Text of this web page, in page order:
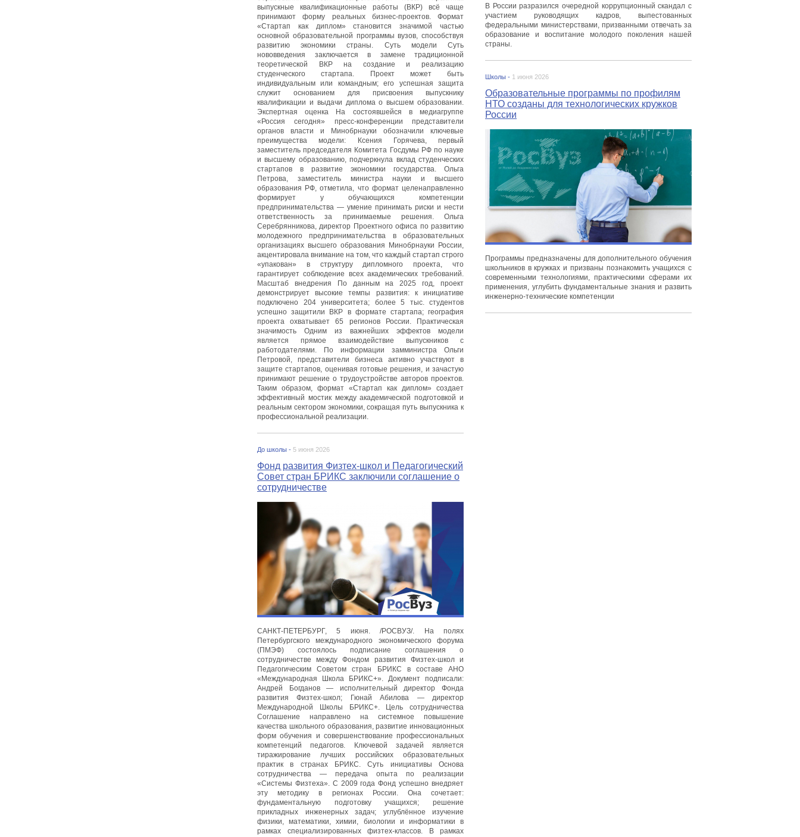
выпускные квалификационные работы (ВКР) всё чаще
принимают форму реальных бизнес-проектов. Формат
«Стартап как диплом» становится значимой частью
основной образовательной программы вузов, способствуя
развитию экономики страны. Суть модели Суть
нововведения заключается в замене традиционной
теоретической ВКР на создание и реализацию
студенческого стартапа. Проект может быть
индивидуальным или командным; его успешная защита
служит основанием для присвоения выпускнику
квалификации и выдачи диплома о высшем образовании.
Экспертная оценка На состоявшейся в медиагруппе
«Россия сегодня» пресс-конференции представители
органов власти и Минобрнауки обозначили ключевые
преимущества модели: Ксения Горячева, первый
заместитель председателя Комитета Госдумы РФ по науке
и высшему образованию, подчеркнула вклад студенческих
стартапов в развитие экономики государства. Ольга
Петрова, заместитель министра науки и высшего
образования РФ, отметила, что формат целенаправленно
формирует у обучающихся компетенции
предпринимательства — умение принимать риски и нести
ответственность за принимаемые решения. Ольга
Серебрянникова, директор Проектного офиса по развитию
молодежного предпринимательства в образовательных
организациях высшего образования Минобрнауки России,
акцентировала внимание на том, что каждый стартап строго
«упакован» в структуру дипломного проекта, что
гарантирует соблюдение всех академических требований.
Масштаб внедрения По данным на 2025 год, проект
демонстрирует высокие темпы развития: к инициативе
подключено 204 университета; более 5 тыс. студентов
успешно защитили ВКР в формате стартапа; география
проекта охватывает 65 регионов России. Практическая
значимость Одним из важнейших эффектов модели
является прямое взаимодействие выпускников с
работодателями. По информации замминистра Ольги
Петровой, представители бизнеса активно участвуют в
защите стартапов, оценивая готовые решения, и зачастую
принимают решение о трудоустройстве авторов проектов.
Таким образом, формат «Стартап как диплом» создает
эффективный мостик между академической подготовкой и
реальным сектором экономики, сокращая путь выпускника к
профессиональной реализации.
До школы - 5 июня 2026
Фонд развития Физтех-школ и Педагогический
Совет стран БРИКС заключили соглашение о
сотрудничестве
САНКТ-ПЕТЕРБУРГ, 5 июня. /РОСВУЗ/. На полях
Петербургского международного экономического форума
(ПМЭФ) состоялось подписание соглашения о
сотрудничестве между Фондом развития Физтех-школ и
Педагогическим Советом стран БРИКС в составе АНО
«Международная Школа БРИКС+». Документ подписали:
Андрей Богданов — исполнительный директор Фонда
развития Физтех-школ; Гюнай Абилова — директор
Международной Школы БРИКС+. Цель сотрудничества
Соглашение направлено на системное повышение
качества школьного образования, развитие инновационных
форм обучения и совершенствование профессиональных
компетенций педагогов. Ключевой задачей является
тиражирование лучших российских образовательных
практик в странах БРИКС. Суть инициативы Основа
сотрудничества — передача опыта по реализации
«Системы Физтеха». С 2009 года Фонд успешно внедряет
эту методику в регионах России. Она сочетает:
фундаментальную подготовку учащихся; решение
прикладных инженерных задач; углублённое изучение
физики, математики, химии, биологии и информатики в
рамках специализированных физтех-классов. В рамках
В России разразился очередной коррупционный скандал с
участием руководящих кадров, выпестованных
федеральными министерствами, призванными отвечать за
образование и воспитание молодого поколения нашей
страны.
Школы - 1 июня 2026
Образовательные программы по профилям
НТО созданы для технологических кружков
России
Программы предназначены для дополнительного обучения
школьников в кружках и призваны познакомить учащихся с
современными технологиями, практическими сферами их
применения, углубить фундаментальные знания и развить
инженерно-технические компетенции